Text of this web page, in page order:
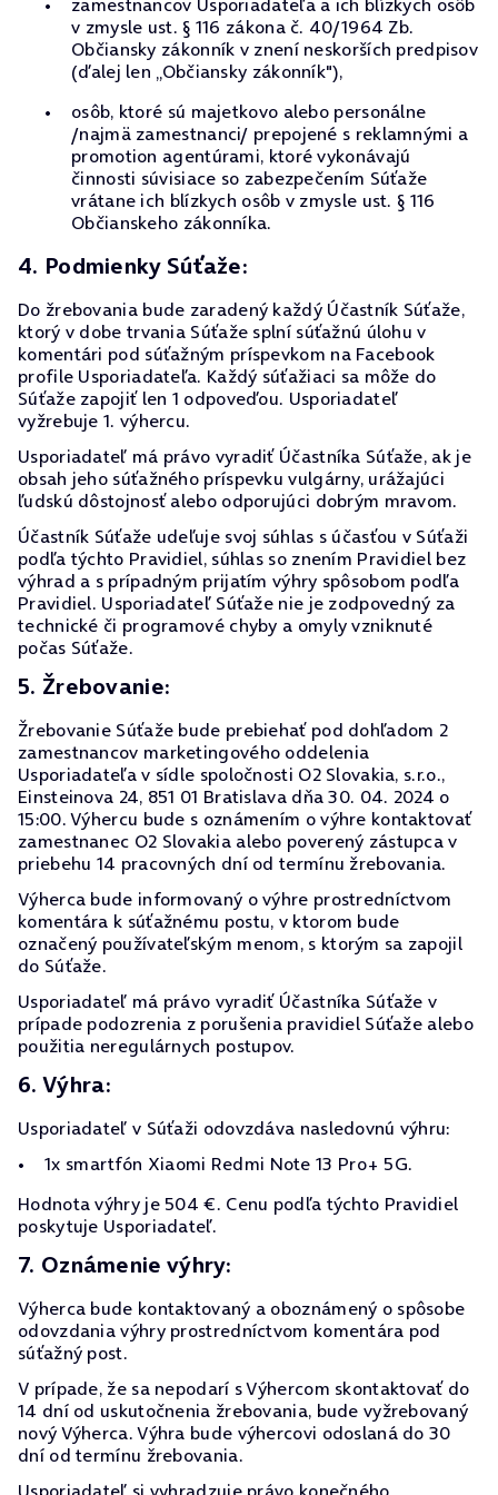
v zmysle ust. § 116 zákona č. 40/1964 Zb.
Občiansky zákonník v znení neskorších predpisov
(ďalej len „Občiansky zákonník"),
osôb, ktoré sú majetkovo alebo personálne
/najmä zamestnanci/ prepojené s reklamnými a
promotion agentúrami, ktoré vykonávajú
činnosti súvisiace so zabezpečením Súťaže
vrátane ich blízkych osôb v zmysle ust. § 116
Občianskeho zákonníka.
4. Podmienky Súťaže:
Do žrebovania bude zaradený každý Účastník Súťaže,
ktorý v dobe trvania Súťaže splní súťažnú úlohu v
komentári pod súťažným príspevkom na Facebook
profile Usporiadateľa. Každý súťažiaci sa môže do
Súťaže zapojiť len 1 odpoveďou. Usporiadateľ
vyžrebuje 1. výhercu.
Usporiadateľ má právo vyradiť Účastníka Súťaže, ak je
obsah jeho súťažného príspevku vulgárny, urážajúci
ľudskú dôstojnosť alebo odporujúci dobrým mravom.
Účastník Súťaže udeľuje svoj súhlas s účasťou v Súťaži
podľa týchto Pravidiel, súhlas so znením Pravidiel bez
výhrad a s prípadným prijatím výhry spôsobom podľa
Pravidiel. Usporiadateľ Súťaže nie je zodpovedný za
technické či programové chyby a omyly vzniknuté
počas Súťaže.
5. Žrebovanie:
Žrebovanie Súťaže bude prebiehať pod dohľadom 2
zamestnancov marketingového oddelenia
Usporiadateľa v sídle spoločnosti O2 Slovakia, s.r.o.,
Einsteinova 24, 851 01 Bratislava dňa 30. 04. 2024 o
15:00. Výhercu bude s oznámením o výhre kontaktovať
zamestnanec O2 Slovakia alebo poverený zástupca v
priebehu 14 pracovných dní od termínu žrebovania.
Výherca bude informovaný o výhre prostredníctvom
komentára k súťažnému postu, v ktorom bude
označený používateľským menom, s ktorým sa zapojil
do Súťaže.
Usporiadateľ má právo vyradiť Účastníka Súťaže v
prípade podozrenia z porušenia pravidiel Súťaže alebo
použitia neregulárnych postupov.
6. Výhra:
Usporiadateľ v Súťaži odovzdáva nasledovnú výhru:
1x smartfón Xiaomi Redmi Note 13 Pro+ 5G.
Hodnota výhry je 504 €. Cenu podľa týchto Pravidiel
poskytuje Usporiadateľ.
7. Oznámenie výhry:
Výherca bude kontaktovaný a oboznámený o spôsobe
odovzdania výhry prostredníctvom komentára pod
súťažný post.
V prípade, že sa nepodarí s Výhercom skontaktovať do
14 dní od uskutočnenia žrebovania, bude vyžrebovaný
nový Výherca. Výhra bude výhercovi odoslaná do 30
dní od termínu žrebovania.